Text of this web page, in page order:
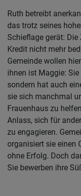
Ruth betreibt
das trotz seines
Schieflage gerät:
Kredit nicht mehr
Gemeinde wollen
ihnen ist Maggie:
sondern hat auch
sie sich manchmal
Frauenhaus zu
Anlass, sich für
zu engagieren.
organisiert sie einen
ohne Erfolg. Doch
Sie bewerben ihre